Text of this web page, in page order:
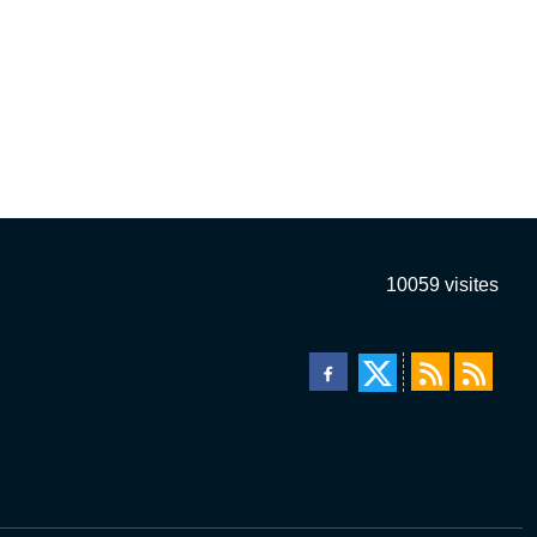
10059 visites